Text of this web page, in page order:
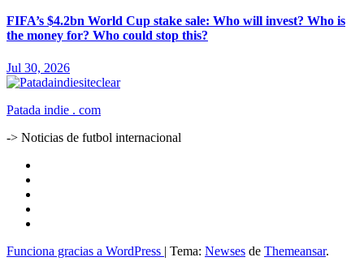
FIFA’s $4.2bn World Cup stake sale: Who will invest? Who is
the money for? Who could stop this?
Jul 30, 2026
Patada indie . com
-> Noticias de futbol internacional
Funciona gracias a WordPress | Tema: Newses de Themeansar.